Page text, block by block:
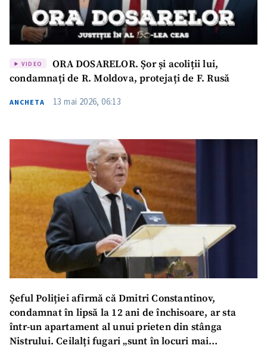
VIDEO
ORA DOSARELOR. Șor și acoliții lui,
condamnați de R. Moldova, protejați de F. Rusă
ANCHETA 13 mai 2026, 06:13
Șeful Poliției afirmă că Dmitri Constantinov,
condamnat în lipsă la 12 ani de închisoare, ar sta
într-un apartament al unui prieten din stânga
Nistrului. Ceilalți fugari „sunt în locuri mai